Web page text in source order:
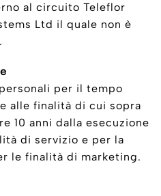
al circuito Teleflor
Ltd il quale non è
per il tempo
alle finalità di cui sopra
10 anni dalla esecuzione
di servizio e per la
le finalità di marketing.